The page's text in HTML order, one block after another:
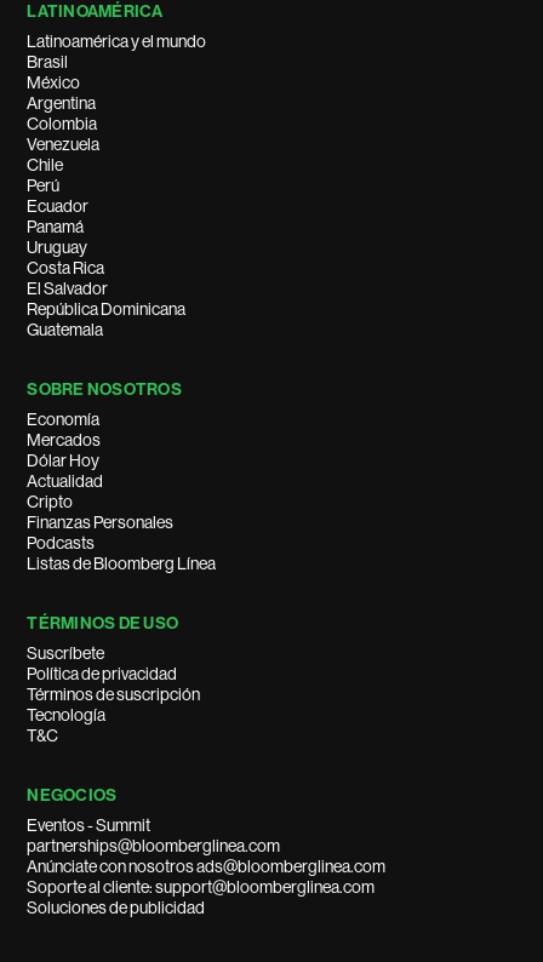
LATINOAMÉRICA
Latinoamérica y el mundo
Brasil
México
Argentina
Colombia
Venezuela
Chile
Perú
Ecuador
Panamá
Uruguay
Costa Rica
El Salvador
República Dominicana
Guatemala
SOBRE NOSOTROS
Economía
Mercados
Dólar Hoy
Actualidad
Cripto
Finanzas Personales
Podcasts
Listas de Bloomberg Línea
TÉRMINOS DE USO
Suscríbete
Política de privacidad
Términos de suscripción
Tecnología
T&C
NEGOCIOS
Eventos - Summit
partnerships@bloomberglinea.com
Anúnciate con nosotros ads@bloomberglinea.com
Soporte al cliente: support@bloomberglinea.com
Soluciones de publicidad